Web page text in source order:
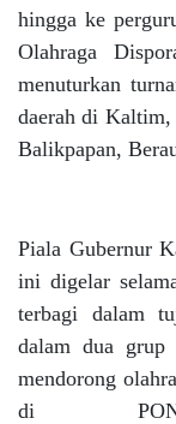
hingga ke
Olahraga
menuturkan
daerah di Kaltim,
Balikpapan,
Piala Gubernur
ini digelar
terbagi dalam
dalam dua grup
mendorong
di